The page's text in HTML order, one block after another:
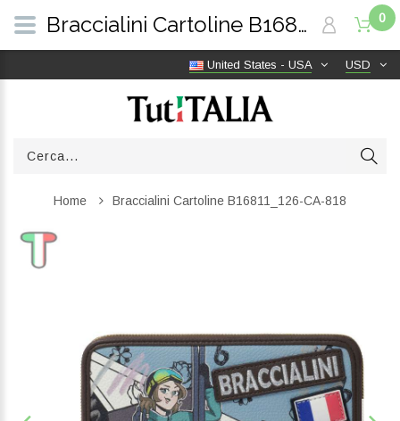
USD
United States - USA
0
Home Braccialini Cartoline B16811_126-CA-818
Braccialini Cartoline B16811_126-CA-818 | TutITALIA